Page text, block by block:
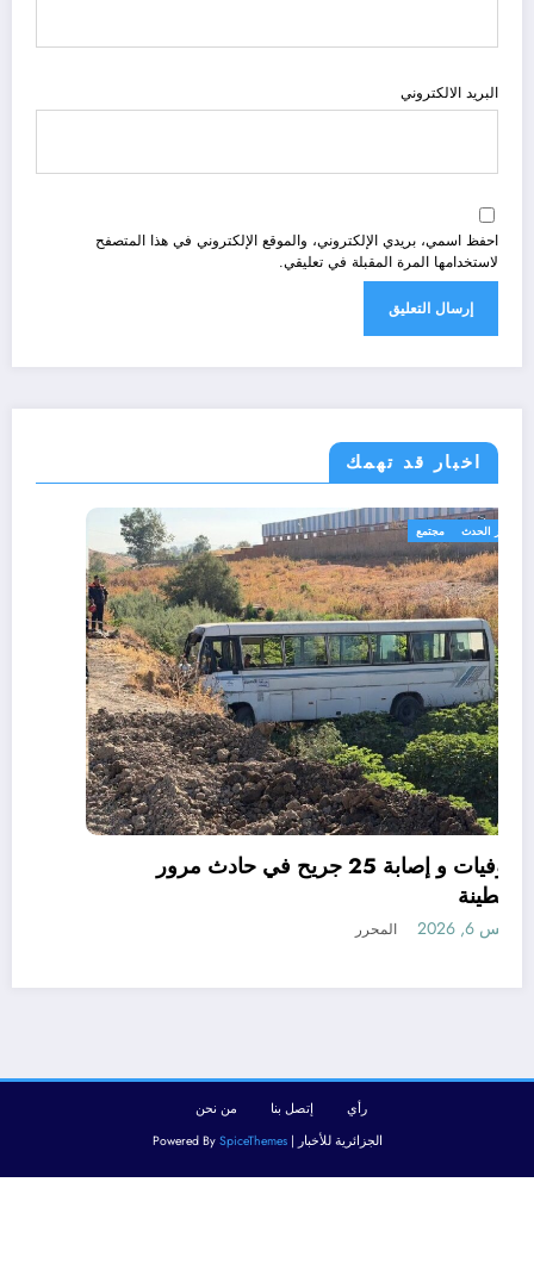
البريد الالكتروني
احفظ اسمي، بريدي الإلكتروني، والموقع الإلكتروني في هذا المتصفح
لاستخدامها المرة المقبلة في تعليقي.
اخبار قد تهمك
الجزائر الحدث مجتمع
06 وفيات و إصابة 25 جريح في حادث مرور
بقسنطينة
أغسطس 6, 2026
رأي إتصل بنا
من نحن
الجزائرية للأخبار | Powered BySpiceThemes